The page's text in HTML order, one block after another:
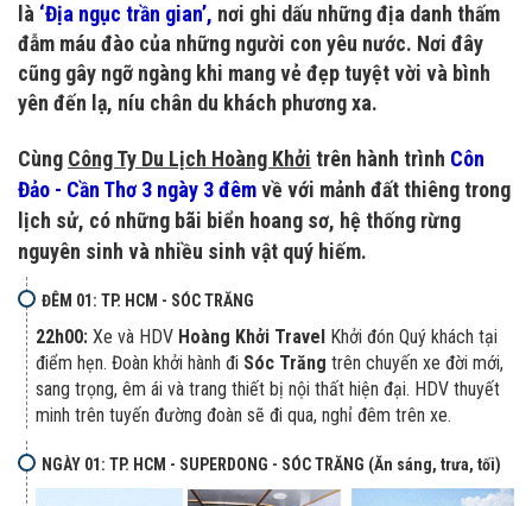
là ‘Địa ngục trần gian’, nơi ghi dấu những địa danh thấm
đẫm máu đào của những người con yêu nước. Nơi đây
cũng gây ngỡ ngàng khi mang vẻ đẹp tuyệt vời và bình
yên đến lạ, níu chân du khách phương xa.
Cùng Công Ty Du Lịch Hoàng Khởi trên hành trình Côn
Đảo - Cần Thơ 3 ngày 3 đêmvề với mảnh đất thiêng trong
lịch sử, có những bãi biển hoang sơ, hệ thống rừng
nguyên sinh và nhiều sinh vật quý hiếm.
ĐÊM 01: TP. HCM - SÓC TRĂNG
22h00: Xe và HDV Hoàng Khởi Travel Khởi đón Quý khách tại
điểm hẹn. Đoàn khởi hành đi Sóc Trăng trên chuyến xe đời mới,
sang trọng, êm ái và trang thiết bị nội thất hiện đại. HDV thuyết
minh trên tuyến đường đoàn sẽ đi qua, nghỉ đêm trên xe.
NGÀY 01: TP. HCM - SUPERDONG - SÓC TRĂNG (Ăn sáng, trưa, tối)